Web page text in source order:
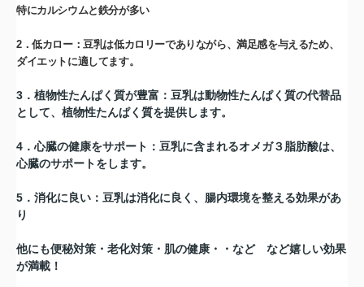
特にカルシウムと鉄分が多い
2．低カロー：豆乳は低カロリーでありながら、満足感を与えるため、
ダイエットに適してます。
3．植物性たんぱく質が豊富：豆乳は動物性たんぱく質の代替品
として、植物性たんぱく質を提供します。
4．心臓の健康をサポート：豆乳に含まれるオメガ３脂肪酸は、
心臓のサポートをします。
5．消化に良い：豆乳は消化に良く、腸内環境を整える効果があ
り
他にも便秘対策・老化対策・肌の健康・・など など嬉しい効果
が満載！